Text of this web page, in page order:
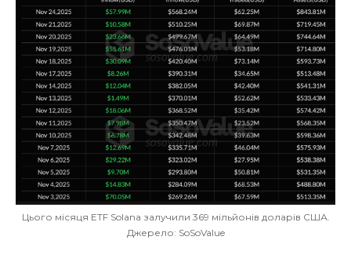
Цього місяця ETF Solana залучили 369 мільйонів доларів США.
Джерело: SoSoValue